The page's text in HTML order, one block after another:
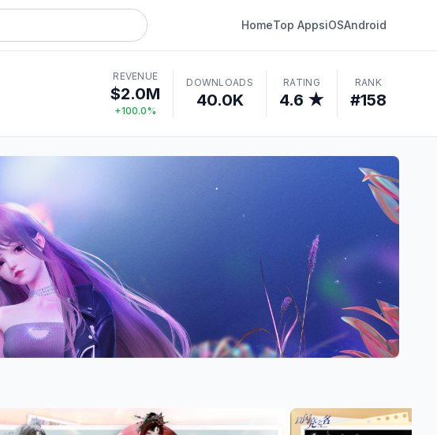
HomeTop AppsiOSAndroid
REVENUE
$2.0M
+100.0%
DOWNLOADS
40.0K
RATING
4.6 ★
RANK
#158